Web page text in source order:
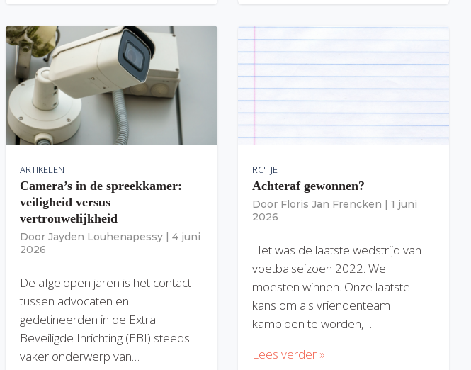
ARTIKELEN
Camera’s in de spreekkamer:
veiligheid versus
vertrouwelijkheid
Door Jayden Louhenapessy | 4 juni
2026
De afgelopen jaren is het contact
tussen advocaten en
gedetineerden in de Extra
Beveiligde Inrichting (EBI) steeds
vaker onderwerp van…
RC'TJE
Achteraf gewonnen?
Door Floris Jan Frencken | 1 juni
2026
Het was de laatste wedstrijd van
voetbalseizoen 2022. We
moesten winnen. Onze laatste
kans om als vriendenteam
kampioen te worden,…
Lees verder »